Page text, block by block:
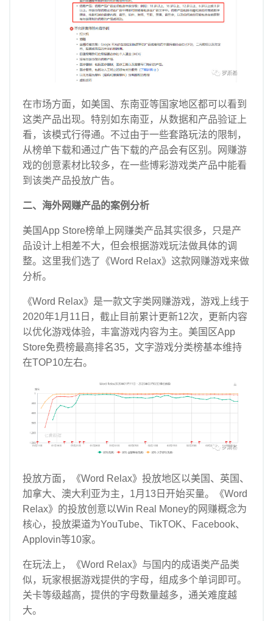
在市场方面，如美国、东南亚等国家地区都可以看到
这类产品出现。特别如东南亚，从数据和产品验证上
看，该模式行得通。 不过由于一些套路玩法的限制，
从榜单下载和通过广告下载的产品会有区别。
网赚游
戏的创意素材比较多，在一些博彩游戏类产品中能看
到该类产品投放广告。
二、海外网赚产品的案例分析
美国App Store榜单上网赚类产品其实很多，只是产
品设计上相差不大，但会根据游戏玩法做具体的调
整。这里我们选了《Word Relax》这款网赚游戏来做
分析。
《Word Relax》是一款文字类网赚游戏，游戏上线于
2020年1月11日，截止目前累计更新12次，更新内容
以优化游戏体验，丰富游戏内容为主。美国区App
Store免费榜最高排名35，文字游戏分类榜基本维持
在TOP10左右。
投放方面，《Word Relax》投放地区以美国、英国、
加拿大、澳大利亚为主，1月13日开始买量。
《Word
Relax》的投放创意以Win Real Money的网赚概念为
核心，投放渠道为YouTube、TikTOK、Facebook、
Applovin等10家。
在玩法上，《Word Relax》与国内的成语类产品类
似，玩家根据游戏提供的字母，组成多个单词即可。
关卡等级越高，提供的字母数量越多，通关难度越
大。